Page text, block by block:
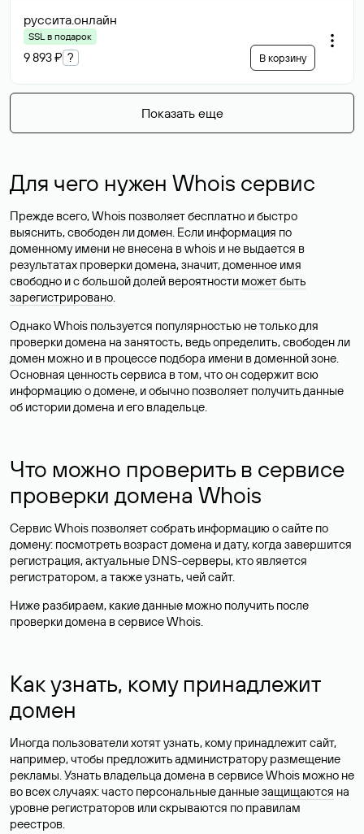
руссита.онлайн
SSL в подарок
9 893 ₽ ? В корзину
Показать еще
Для чего нужен Whois сервис
Прежде всего, Whois позволяет бесплатно и быстро
выяснить, свободен ли домен. Если информация по
доменному имени не внесена в whois и не выдается в
результатах проверки домена, значит, доменное имя
свободно и с большой долей вероятности может быть
зарегистрировано.
Однако Whois пользуется популярностью не только для
проверки домена на занятость, ведь определить, свободен ли
домен можно и в процессе подбора имени в доменной зоне.
Основная ценность сервиса в том, что он содержит всю
информацию о домене, и обычно позволяет получить данные
об истории домена и его владельце.
Что можно проверить в сервисе
проверки домена Whois
Сервис Whois позволяет собрать информацию о сайте по
домену: посмотреть возраст домена и дату, когда завершится
регистрация, актуальные DNS-серверы, кто является
регистратором, а также узнать, чей сайт.
Ниже разбираем, какие данные можно получить после
проверки домена в сервисе Whois.
Как узнать, кому принадлежит
домен
Иногда пользователи хотят узнать, кому принадлежит сайт,
например, чтобы предложить администратору размещение
рекламы. Узнать владельца домена в сервисе Whois можно не
во всех случаях: часто персональные данныезащищаются на
уровне регистраторов или скрываются по правилам
реестров.